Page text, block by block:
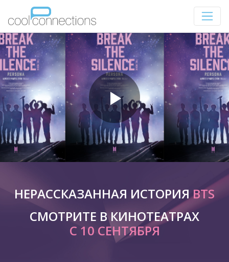
НЕРАССКАЗАННАЯ ИСТОРИЯBTS
СМОТРИТЕ В КИНОТЕАТРАХ
C 10 СЕНТЯБРЯ